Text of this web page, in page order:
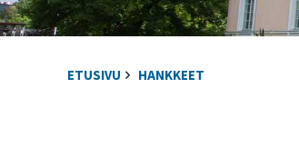
ETUSIVU HANKKEET